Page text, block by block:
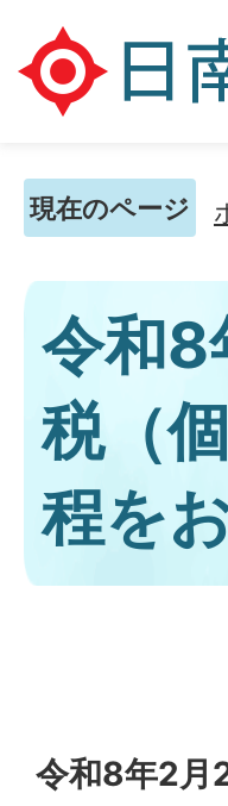
現在のページ
令和8
税（
程を
令和8年2月